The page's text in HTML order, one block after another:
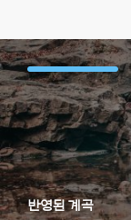
반영된 계곡